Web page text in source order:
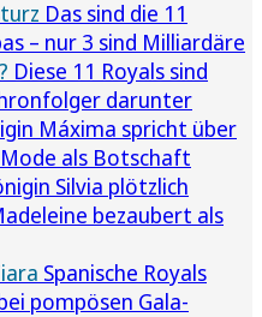
Das sind die 11
– nur 3 sind Milliardäre
Diese 11 Royals sind
darunter
Máxima spricht über
als Botschaft
Silvia plötzlich
bezaubert als
Spanische Royals
pompösen Gala-